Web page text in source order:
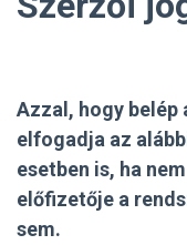
Azzal, hogy belép
elfogadja az
esetben is, ha
előfizetője a
sem.